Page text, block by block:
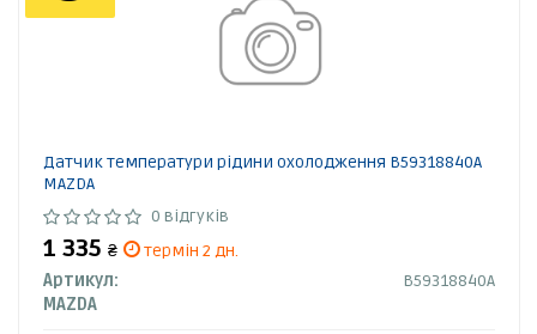
Датчик температури рідини охолодження B59318840A
MAZDA
0 відгуків
1 335 ₴
термін 2 дн.
Артикул:
B59318840A
MAZDA